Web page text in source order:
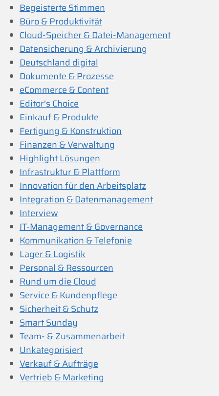
Begeisterte Stimmen
Büro & Produktivität
Cloud-Speicher & Datei-Management
Datensicherung & Archivierung
Deutschland digital
Dokumente & Prozesse
eCommerce & Content
Editor's Choice
Einkauf & Produkte
Fertigung & Konstruktion
Finanzen & Verwaltung
Highlight Lösungen
Infrastruktur & Plattform
Innovation für den Arbeitsplatz
Integration & Datenmanagement
Interview
IT-Management & Governance
Kommunikation & Telefonie
Lager & Logistik
Personal & Ressourcen
Rund um die Cloud
Service & Kundenpflege
Sicherheit & Schutz
Smart Sunday
Team- & Zusammenarbeit
Unkategorisiert
Verkauf & Aufträge
Vertrieb & Marketing